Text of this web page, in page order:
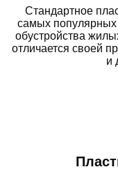
Стандартное
самых популярных
обустройства
отличается своей
и